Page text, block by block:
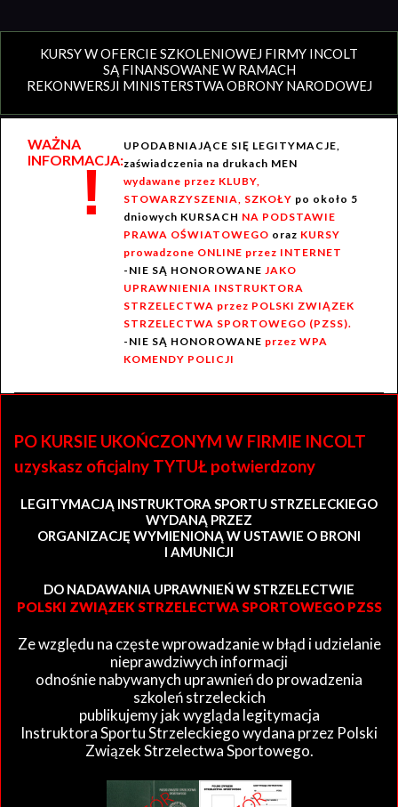
KURSY W OFERCIE SZKOLENIOWEJ FIRMY INCOLT
SĄ FINANSOWANE W RAMACH
REKONWERSJI MINISTERSTWA OBRONY NARODOWEJ
WAŻNA
INFORMACJA:
!
UPODABNIAJĄCE SIĘ LEGITYMACJE,
zaświadczenia na drukach MEN
wydawane przez KLUBY,
STOWARZYSZENIA, SZKOŁY po około 5
dniowych KURSACH NA PODSTAWIE
PRAWA OŚWIATOWEGO oraz KURSY
prowadzone ONLINE przez INTERNET
-NIE SĄ HONOROWANE JAKO
UPRAWNIENIA INSTRUKTORA
STRZELECTWA przez POLSKI ZWIĄZEK
STRZELECTWA SPORTOWEGO (PZSS).
-NIE SĄ HONOROWANE przez WPA
KOMENDY POLICJI
PO KURSIE UKOŃCZONYM W FIRMIE INCOLT
uzyskasz oficjalny TYTUŁ potwierdzony
LEGITYMACJĄ INSTRUKTORA SPORTU STRZELECKIEGO
WYDANĄ PRZEZ
ORGANIZACJĘ WYMIENIONĄ W USTAWIE O BRONI
I AMUNICJI
DO NADAWANIA UPRAWNIEŃ W STRZELECTWIE
POLSKI ZWIĄZEK STRZELECTWA SPORTOWEGO PZSS
Ze względu na częste wprowadzanie w błąd i udzielanie
nieprawdziwych informacji
odnośnie nabywanych uprawnień do prowadzenia
szkoleń strzeleckich
publikujemy jak wygląda legitymacja
Instruktora Sportu Strzeleckiego wydana przez Polski
Związek Strzelectwa Sportowego.